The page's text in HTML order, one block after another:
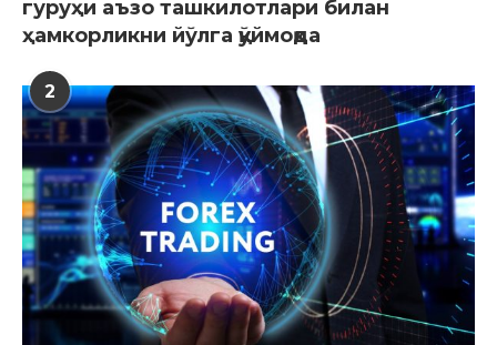
гуруҳи аъзо ташкилотлари билан
ҳамкорликни йўлга қўймоқда
2